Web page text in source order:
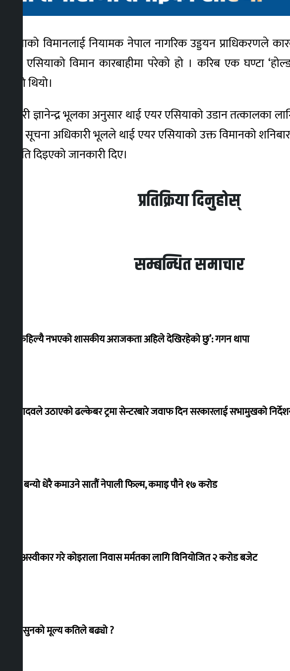
एसियाको विमानलाई नियामक नेपाल नागरिक उड्डयन प्राधिकरणले
एसियाको विमान कारबाहीमा परेको हो । करिब एक घण्टा ‘होल्ड’
थियो।
ज्ञानेन्द्र भूलका अनुसार थाई एयर एसियाको उडान तत्कालका
छ। सूचना अधिकारी भूलले थाई एयर एसियाको उक्त विमानको
अनुमति दिइएको जानकारी दिए।
प्रतिक्रिया दिनुहोस्
सम्बन्धित समाचार
‘देशमा कहिल्यै नभएको शासकीय अराजकता अहिले देखिरहेको छु’: गगन थापा
सांसद यादवले उठाएको ढल्केबर ट्रमा सेन्टरबारे जवाफ दिन सरकारलाई सभामुखको
‘गौंथली’ बन्यो धेरै कमाउने सातौं नेपाली फिल्म, कमाइ पौने १७ करोड
शेखरले अस्वीकार गरे कोइराला निवास मर्मतका लागि विनियोजित २ करोड बजेट
शुक्रबार सुनको मूल्य कतिले बढ्यो ?